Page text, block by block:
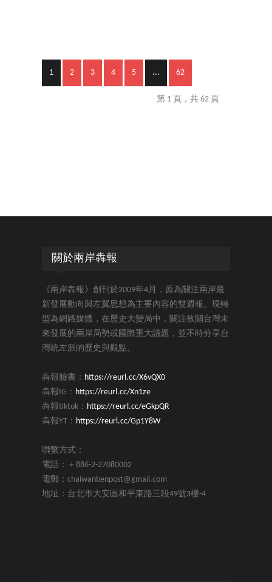
1 2 3 4 5 ... 62
第 1 頁，共 62 頁
關於兩岸犇報
《兩岸犇報》創刊於2009年4月，原為關注兩岸最
新發展動向與左翼思想為主要內容的雙週報。現轉
型為網路媒體，在歷史大變局中，關注攸關台灣未
來發展的兩岸局勢或國際重大議題，並不時分享台
灣統左派的歷史與觀點。
犇報臉書： https://reurl.cc/X6vQX0
犇報IG： https://reurl.cc/Xn1ze
犇報tiktok： https://reurl.cc/eGkpQR
犇報YT： https://reurl.cc/Gp1Y8W
聯繫方式：
電話：＋886-2-27080002
電郵：chaiwanbenpost@gmail.com
地址：台北市大安區和平東路三段49號3樓-4